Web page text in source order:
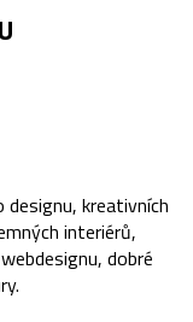
kreativních
interiérů,
dobré